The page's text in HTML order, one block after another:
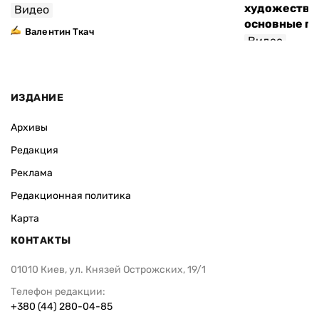
Видео
Валентин Ткач
основные
Видео
ИЗДАНИЕ
Архивы
Редакция
Реклама
Редакционная политика
Карта
КОНТАКТЫ
01010 Киев, ул. Князей Острожских, 19/1
Телефон редакции:
+380 (44) 280-04-85